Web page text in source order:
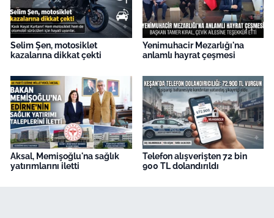
Selim Şen, motosiklet
kazalarına dikkat çekti
Yenimuhacir Mezarlığı'na
anlamlı hayrat çeşmesi
Aksal, Memişoğlu'na sağlık
yatırımlarını iletti
Telefon alışverişten 72 bin
900 TL dolandırıldı